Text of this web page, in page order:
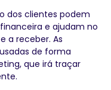
dos clientes podem
e ajudam no
a receber. As
de forma
que irá traçar